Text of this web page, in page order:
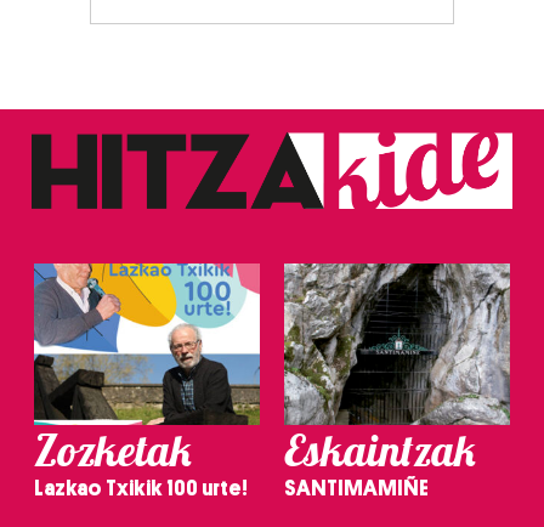
Zozketak
Lazkao Txikik 100 urte!
Eskaintzak
SANTIMAMIÑE